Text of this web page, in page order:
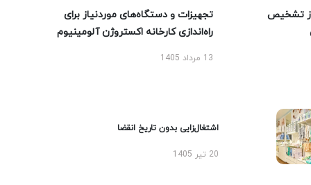
تشخیص
تجهیزات و دستگاه‌های موردنیاز برای
راه‌اندازی کارخانه اکستروژن آلومینیوم
13 مرداد 1405
اشتغال‌زایی بدون تاریخ انقضا
20 تیر 1405